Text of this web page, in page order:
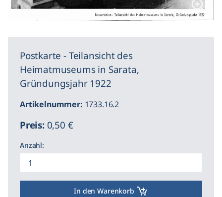
Postkarte - Teilansicht des
Heimatmuseums in Sarata,
Gründungsjahr 1922
Artikelnummer: 1733.16.2
Preis:0,50 €
Anzahl:
In den Warenkorb